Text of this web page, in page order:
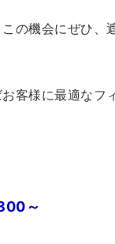
の機会にぜひ、
客様に最適なフ
～